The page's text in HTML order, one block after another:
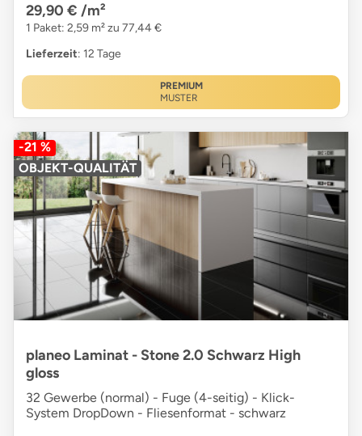
29,90 € /m²
1 Paket: 2,59 m² zu 77,44 €
Lieferzeit: 12 Tage
PREMIUM
MUSTER
-21 %
OBJEKT-QUALITÄT
planeo Laminat - Stone 2.0 Schwarz High
gloss
32 Gewerbe (normal) - Fuge (4-seitig) - Klick-
System DropDown - Fliesenformat - schwarz